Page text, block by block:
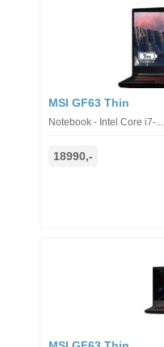
MSI GF63 Thin
Notebook - Intel Core i7-...
18990,-